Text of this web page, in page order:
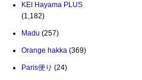
KEI Hayama PLUS
(1,182)
Madu (257)
Orange hakka (369)
Paris便り (24)